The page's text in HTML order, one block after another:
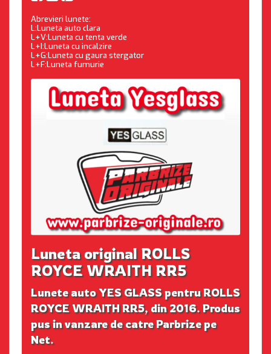
Abrevieri lunete:
L:Luneta auto clara
L+V:Luneta cu tenta verde
L+I:Luneta cu incalzire
L+G:Luneta cu gaura stergator
L+F:Luneta fumurie
Luneta original ROLLS
ROYCE WRAITH RR5
Lunete auto YES GLASS pentru ROLLS
ROYCE WRAITH RR5, din 2016. Produs
pus in vanzare de catre Parbrize pe
Net.